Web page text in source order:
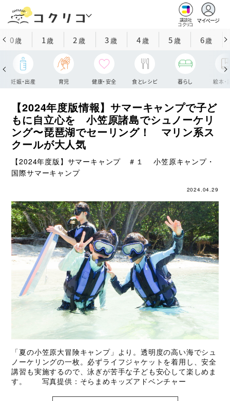
講談社
コクリコ
マイページ
0歳 1歳 2 歳 3歳 4歳 5歳 6歳
妊娠・出産 育児 健康・安全 食とレシピ 暮らし 絵本・
【2024年度版情報】サマーキャンプで子ど
もに自立心を 小笠原諸島でシュノーケリ
ング〜琵琶湖でセーリング！ マリン系ス
クールが大人気
【2024年度版】サマーキャンプ ＃１ 小笠原キャンプ・
国際サマーキャンプ
2024.04.29
「夏の小笠原大冒険キャンプ」より。透明度の高い海でシュ
ノーケリングの一枚。必ずライフジャケットを着用し、安全
講習も実施するので、泳ぎが苦手な子ども安心して楽しめま
す。 写真提供：そらまめキッズアドベンチャー